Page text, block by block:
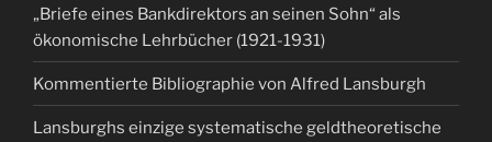
„Briefe eines Bankdirektors an seinen Sohn“ als
ökonomische Lehrbücher (1921-1931)
Kommentierte Bibliographie von Alfred Lansburgh
Lansburghs einzige systematische geldtheoretische